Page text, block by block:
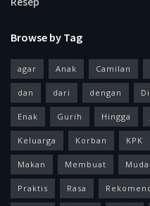
Browse by Tag
agar Anak Camilan
dan dari dengan
Enak Gurih Hingga
Keluarga Korban KPK
Makan Membuat
Praktis Rasa